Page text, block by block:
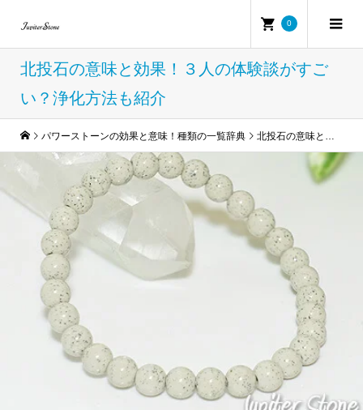
0
北投石の意味と効果！３人の体験談がすご
い？浄化方法も紹介
パワーストーンの効果と意味！種類の一覧辞典 北投石の意味と効果！３人の体験談がすごい？浄化方法も紹介